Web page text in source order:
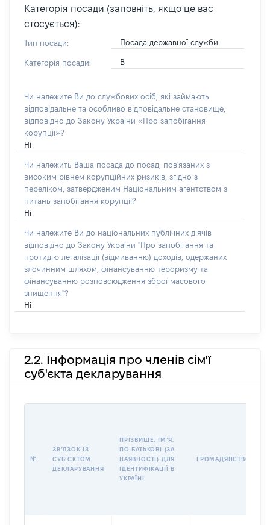
Категорія посади (заповніть, якщо це вас
стосується):
Тип посади: Посада державної служби
Категорія посади: В
Чи належите Ви до службових осіб, які займають
відповідальне та особливо відповідальне становище,
відповідно до Закону України «Про запобігання
корупції»?
Ні
Чи належить Ваша посада до посад, пов'язаних з
високим рівнем корупційних ризиків, згідно з
переліком, затвердженим Національним агентством з
питань запобігання корупції?
Ні
Чи належите Ви до національних публічних діячів
відповідно до Закону України "Про запобігання та
протидію легалізації (відмиванню) доходів, одержаних
злочинним шляхом, фінансуванню тероризму та
фінансуванню розповсюдження зброї масового
знищення"?
Ні
2.2. Інформація про членів сім'ї
суб'єкта декларування
№
ЗВʼЯЗОК ІЗ
СУБʼЄКТОМ
ДЕКЛАРУВАННЯ
ПРІЗВИЩЕ, ІМʼЯ,
ПО БАТЬКОВІ (ЗА
НАЯВНОСТІ) ДЛЯ
ІДЕНТИФІКАЦІЇ В
УКРАЇНІ
ГРОМАДЯНСТВО